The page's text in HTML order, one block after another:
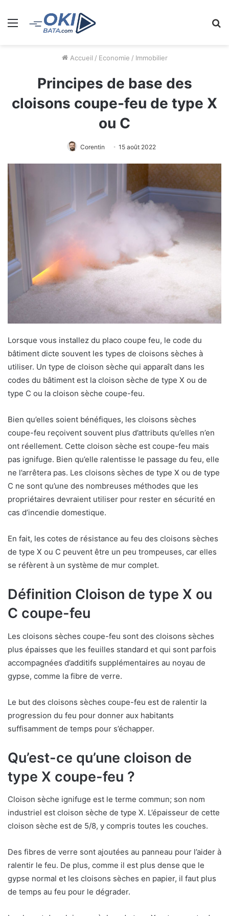
Menu
Accueil / Economie / Immobilier
Principes de base des
cloisons coupe-feu de type X
ou C
Corentin 15 août 2022
Lorsque vous installez du placo coupe feu, le code du
bâtiment dicte souvent les types de cloisons sèches à
utiliser. Un type de cloison sèche qui apparaît dans les
codes du bâtiment est la cloison sèche de type X ou de
type C ou la cloison sèche coupe-feu.
Bien qu’elles soient bénéfiques, les cloisons sèches
coupe-feu reçoivent souvent plus d’attributs qu’elles n’en
ont réellement. Cette cloison sèche est coupe-feu mais
pas ignifuge. Bien qu’elle ralentisse le passage du feu, elle
ne l’arrêtera pas. Les cloisons sèches de type X ou de type
C ne sont qu’une des nombreuses méthodes que les
propriétaires devraient utiliser pour rester en sécurité en
cas d’incendie domestique.
En fait, les cotes de résistance au feu des cloisons sèches
de type X ou C peuvent être un peu trompeuses, car elles
se réfèrent à un système de mur complet.
Définition Cloison de type X ou
C coupe-feu
Les cloisons sèches coupe-feu sont des cloisons sèches
plus épaisses que les feuilles standard et qui sont parfois
accompagnées d’additifs supplémentaires au noyau de
gypse, comme la fibre de verre.
Le but des cloisons sèches coupe-feu est de ralentir la
progression du feu pour donner aux habitants
suffisamment de temps pour s’échapper.
Qu’est-ce qu’une cloison de
type X coupe-feu ?
Cloison sèche ignifuge est le terme commun; son nom
industriel est cloison sèche de type X. L’épaisseur de cette
cloison sèche est de 5/8, y compris toutes les couches.
Des fibres de verre sont ajoutées au panneau pour l’aider à
ralentir le feu. De plus, comme il est plus dense que le
gypse normal et les cloisons sèches en papier, il faut plus
de temps au feu pour le dégrader.